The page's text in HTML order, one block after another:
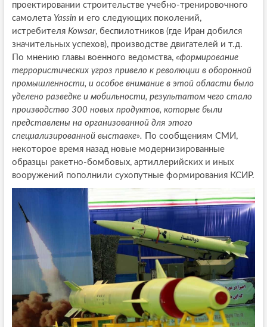
проектировании строительстве учебно-тренировочного
самолета Yassin и его следующих поколений,
истребителя Kowsar, беспилотников (где Иран добился
значительных успехов), производстве двигателей и т.д.
По мнению главы военного ведомства, «формирование
террористических угроз привело к революции в оборонной
промышленности, и особое внимание в этой области было
уделено разведке и мобильности, результатом чего стало
производство 300 новых продуктов, которые были
представлены на организованной для этого
специализированной выставке».
По сообщениям СМИ,
некоторое время назад новые модернизированные
образцы ракетно-бомбовых, артиллерийских и иных
вооружений пополнили сухопутные формирования КСИР.